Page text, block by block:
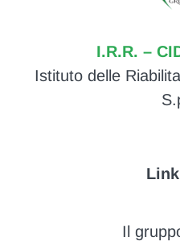
I.R.R. –
Istituto delle
Il